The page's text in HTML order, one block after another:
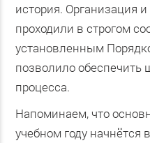
история. Организация
проходили в строгом
установленным
позволило обеспечить
процесса.
Напоминаем, что
учебном году